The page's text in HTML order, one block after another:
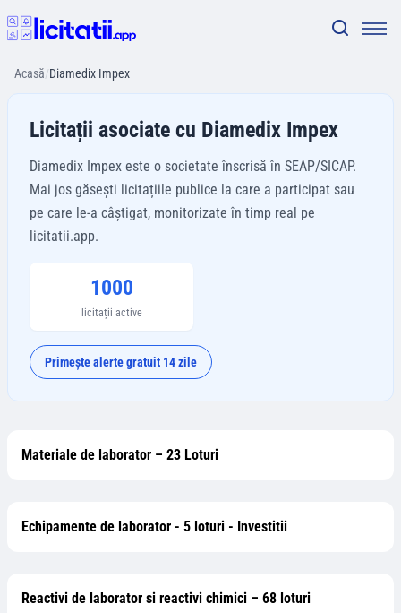
Acasă/Diamedix Impex
Licitații asociate cu Diamedix Impex
Diamedix Impex este o societate înscrisă în SEAP/SICAP.
Mai jos găsești licitațiile publice la care a participat sau
pe care le-a câștigat, monitorizate în timp real pe
licitatii.app.
1000
licitații active
Primește alerte gratuit 14 zile
Materiale de laborator – 23 Loturi
Echipamente de laborator - 5 loturi - Investitii
Reactivi de laborator si reactivi chimici – 68 loturi